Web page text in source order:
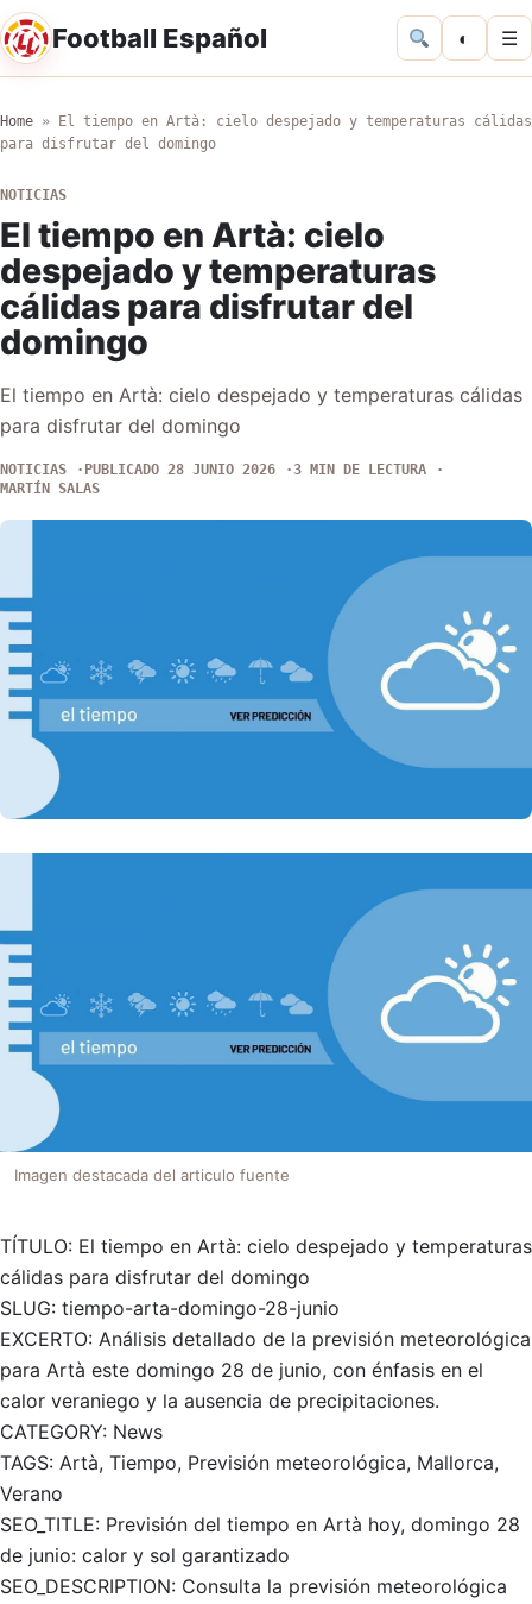
Football Español ◐ ☰
Home »
El tiempo en Artà: cielo despejado y temperaturas cálidas
para disfrutar del domingo
NOTICIAS
El tiempo en Artà: cielo
despejado y temperaturas
cálidas para disfrutar del
domingo
El tiempo en Artà: cielo despejado y temperaturas cálidas
para disfrutar del domingo
NOTICIAS PUBLICADO 28 JUNIO 2026
3 MIN DE LECTURA
MARTÍN SALAS
Imagen destacada del articulo fuente
TÍTULO: El tiempo en Artà: cielo despejado y temperaturas
cálidas para disfrutar del domingo
SLUG: tiempo-arta-domingo-28-junio
EXCERTO: Análisis detallado de la previsión meteorológica
para Artà este domingo 28 de junio, con énfasis en el
calor veraniego y la ausencia de precipitaciones.
CATEGORY: News
TAGS: Artà, Tiempo, Previsión meteorológica, Mallorca,
Verano
SEO_TITLE: Previsión del tiempo en Artà hoy, domingo 28
de junio: calor y sol garantizado
SEO_DESCRIPTION: Consulta la previsión meteorológica